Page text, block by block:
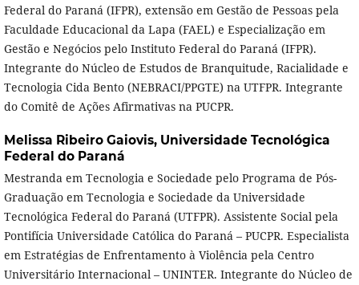
Federal do Paraná (IFPR), extensão em Gestão de Pessoas pela
Faculdade Educacional da Lapa (FAEL) e Especialização em
Gestão e Negócios pelo Instituto Federal do Paraná (IFPR).
Integrante do Núcleo de Estudos de Branquitude, Racialidade e
Tecnologia Cida Bento (NEBRACI/PPGTE) na UTFPR. Integrante
do Comitê de Ações Afirmativas na PUCPR.
Melissa Ribeiro Gaiovis, Universidade Tecnológica
Federal do Paraná
Mestranda em Tecnologia e Sociedade pelo Programa de Pós-
Graduação em Tecnologia e Sociedade da Universidade
Tecnológica Federal do Paraná (UTFPR). Assistente Social pela
Pontifícia Universidade Católica do Paraná – PUCPR. Especialista
em Estratégias de Enfrentamento à Violência pela Centro
Universitário Internacional – UNINTER. Integrante do Núcleo de